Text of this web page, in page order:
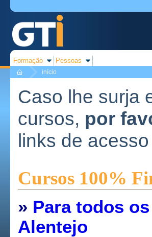
Formação Pessoas
início
Caso lhe surja
cursos, por
links de
Cursos 100%
» Para todos
Alentejo